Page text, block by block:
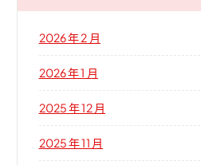
2026 年 2 月
2026 年 1 月
2025 年 12 月
2025 年 11 月